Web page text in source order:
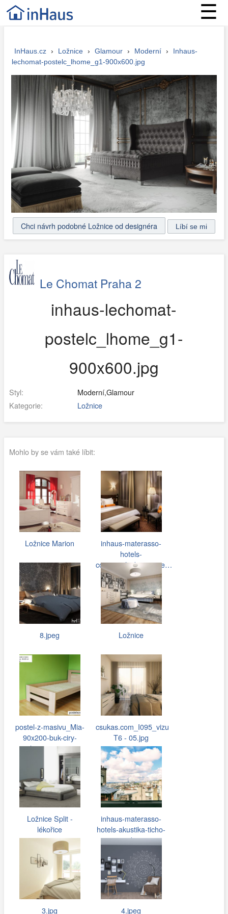
☰
InHaus.cz › Ložnice › Glamour › Moderní ›
Inhaus-
lechomat-postelc_lhome_g1-900x600.jpg
Chci návrh podobné Ložnice od designéra
Le Chomat Praha 2
inhaus-lechomat-
postelc_lhome_g1-
900x600.jpg
Styl:
Moderní,Glamour
Kategorie:
Ložnice
Mohlo by se vám také líbit:
Ložnice Marion
inhaus-materasso-
hotels-
cosmopolitak_prague…
8.jpeg Ložnice
postel-z-masivu_Mia-
90x200-buk-ciry-
olej_1200_.jpg
csukas.com_I095_vizu
T6 - 05.jpg
Ložnice Split -
lékořice
inhaus-materasso-
hotels-akustika-ticho-
spanek-02…
3.jpg 4.jpeg